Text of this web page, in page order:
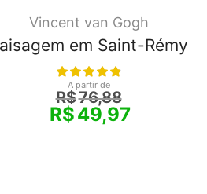
Vincent van Gogh
em Saint-Rémy
A partir de
R$76,88
R$49,97